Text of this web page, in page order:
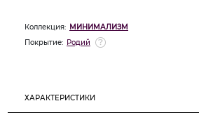
Коллекция: МИНИМАЛИЗМ
Покрытие: Родий
ХАРАКТЕРИСТИКИ